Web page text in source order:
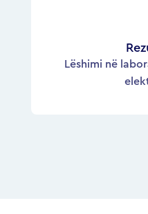
Lëshimi në